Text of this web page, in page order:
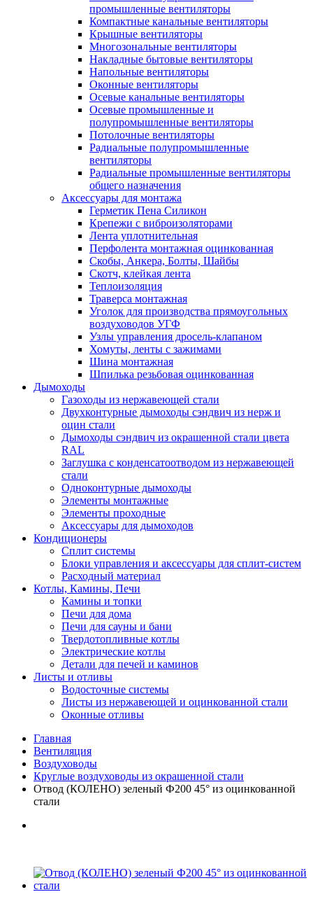
промышленные вентиляторы
Компактные канальные вентиляторы
Крышные вентиляторы
Многозональные вентиляторы
Накладные бытовые вентиляторы
Напольные вентиляторы
Оконные вентиляторы
Осевые канальные вентиляторы
Осевые промышленные и
полупромышленные вентиляторы
Потолочные вентиляторы
Радиальные полупромышленные
вентиляторы
Радиальные промышленные вентиляторы
общего назначения
Аксессуары для монтажа
Герметик Пена Силикон
Крепежи с виброизоляторами
Лента уплотнительная
Перфолента монтажная оцинкованная
Скобы, Анкера, Болты, Шайбы
Скотч, клейкая лента
Теплоизоляция
Траверса монтажная
Уголок для производства прямоугольных
воздуховодов УГФ
Узлы управления дросель-клапаном
Хомуты, ленты с зажимами
Шина монтажная
Шпилька резьбовая оцинкованная
Дымоходы
Газоходы из нержавеющей стали
Двухконтурные дымоходы сэндвич из нерж и
оцин стали
Дымоходы сэндвич из окрашенной стали цвета
RAL
Заглушка с конденсатоотводом из нержавеющей
стали
Одноконтурные дымоходы
Элементы монтажные
Элементы проходные
Аксессуары для дымоходов
Кондиционеры
Сплит системы
Блоки управления и аксессуары для сплит-систем
Расходный материал
Котлы, Камины, Печи
Камины и топки
Печи для дома
Печи для сауны и бани
Твердотопливные котлы
Электрические котлы
Детали для печей и каминов
Листы и отливы
Водосточные системы
Листы из нержавеющей и оцинкованной стали
Оконные отливы
Главная
Вентиляция
Воздуховоды
Круглые воздуховоды из окрашенной стали
Отвод (КОЛЕНО) зеленый Ф200 45° из оцинкованной
стали